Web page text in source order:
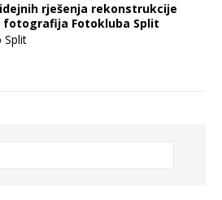
rješenja rekonstrukcije
fotografija Fotokluba Split
Split